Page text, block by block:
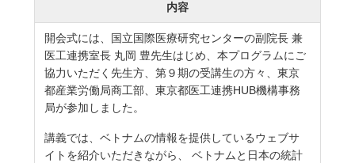
内容
開会式には、国立国際医療研究センターの副院長 兼
医工連携室長 丸岡 豊先生はじめ、本プログラムにご
協力いただく先生方、第９期の受講生の方々、東京
都産業労働局商工部、東京都医工連携HUB機構事務
局が参加しました。
講義では、ベトナムの情報を提供しているウェブサ
イトを紹介いただきながら、 ベトナムと日本の統計